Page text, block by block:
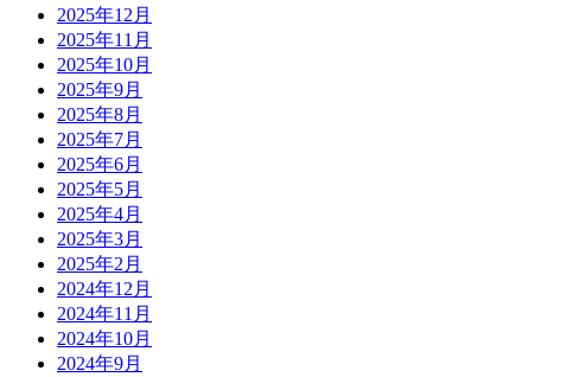
2025年12月
2025年11月
2025年10月
2025年9月
2025年8月
2025年7月
2025年6月
2025年5月
2025年4月
2025年3月
2025年2月
2024年12月
2024年11月
2024年10月
2024年9月